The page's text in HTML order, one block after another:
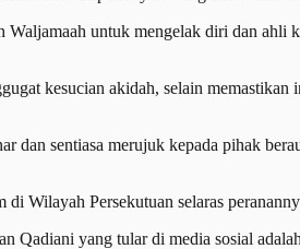
untuk mengelak diri dan ahli
kesucian akidah, selain
dan sentiasa merujuk kepada pihak
Wilayah Persekutuan selaras
Qadiani yang tular di media sosial